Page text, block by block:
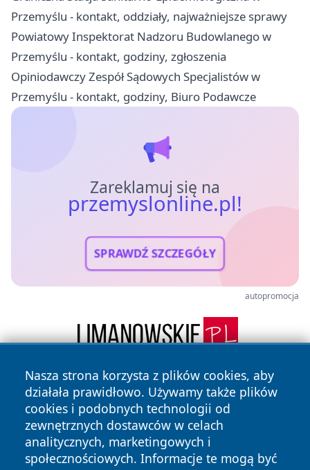
Przemyślu - kontakt, oddziały, najważniejsze sprawy
Powiatowy Inspektorat Nadzoru Budowlanego w
Przemyślu - kontakt, godziny, zgłoszenia
Opiniodawczy Zespół Sądowych Specjalistów w
Przemyślu - kontakt, godziny, Biuro Podawcze
Zareklamuj się na
przemyslonline.pl!
SPRAWDŹ SZCZEGÓŁY
autopromocja
Nasza strona korzysta z plików cookies, aby
działała prawidłowo. Używamy także plików
cookies i podobnych technologii od
zewnętrznych dostawców w celach
analitycznych, marketingowych i
społecznościowych. Informacje te mogą być
Copyright © 2026 przemyslonline.pl Wszystkie prawa